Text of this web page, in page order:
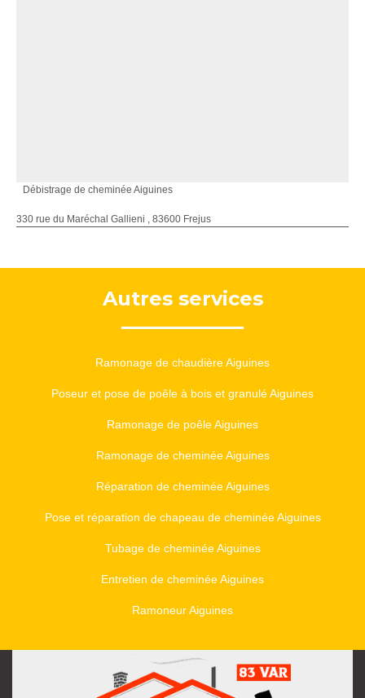
Débistrage de cheminée Aiguines
330 rue du Maréchal Gallieni , 83600 Frejus
Autres services
Ramonage de chaudière Aiguines
Poseur et pose de poêle à bois et granulé Aiguines
Ramonage de poêle Aiguines
Ramonage de cheminée Aiguines
Réparation de cheminée Aiguines
Pose et réparation de chapeau de cheminée Aiguines
Tubage de cheminée Aiguines
Entretien de cheminée Aiguines
Ramoneur Aiguines